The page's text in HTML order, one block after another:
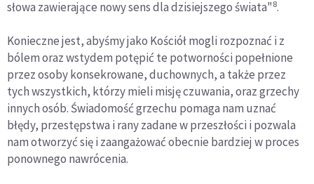
słowa zawierające nowy sens dla dzisiejszego świata"8.
Konieczne jest, abyśmy jako Kościół mogli rozpoznać i z
bólem oraz wstydem potępić te potworności popełnione
przez osoby konsekrowane, duchownych, a także przez
tych wszystkich, którzy mieli misję czuwania, oraz grzechy
innych osób. Świadomość grzechu pomaga nam uznać
błędy, przestępstwa i rany zadane w przeszłości i pozwala
nam otworzyć się i zaangażować obecnie bardziej w proces
ponownego nawrócenia.